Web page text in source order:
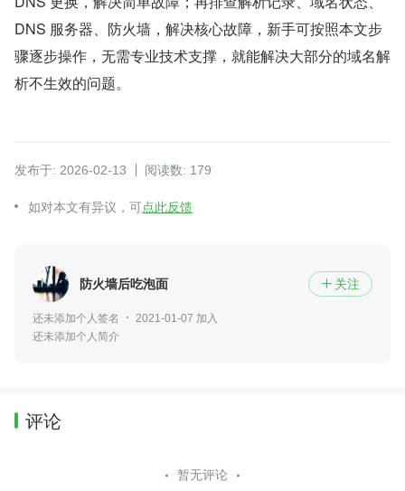
DNS 服务器、防火墙，解决核心故障，新手可按照本文步
骤逐步操作，无需专业技术支撑，就能解决大部分的域名解
析不生效的问题。
发布于: 2026-02-13 阅读数: 179
如对本文有异议，可点此反馈
防火墙后吃泡面  关注
还未添加个人签名
2021-01-07 加入
还未添加个人简介
评论
暂无评论